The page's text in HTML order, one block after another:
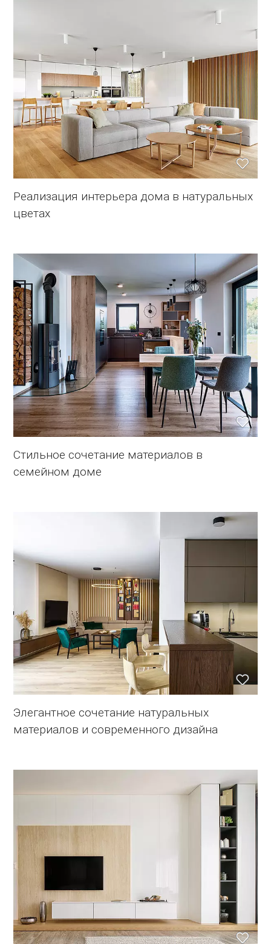
Реализация интерьера дома в натуральных
цветах
Стильное сочетание материалов в
семейном доме
Элегантное сочетание натуральных
материалов и современного дизайна